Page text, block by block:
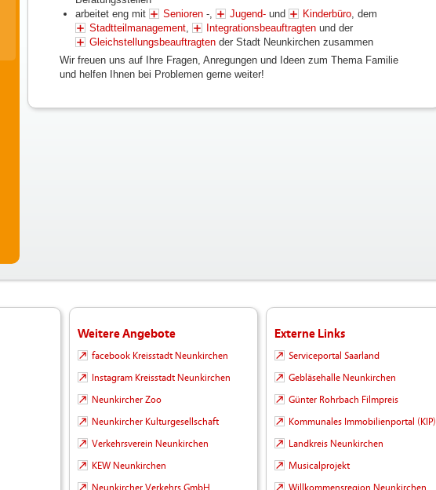
arbeitet eng mit
Senioren-, Jugend- und Kinderbüro, dem
Stadtteilmanagement, Integrationsbeauftragten und der
Gleichstellungsbeauftragtender Stadt Neunkirchen zusammen
Wir freuen uns auf Ihre Fragen, Anregungen und Ideen zum Thema Familie
und helfen Ihnen bei Problemen gerne weiter!
Weitere Angebote
facebook Kreisstadt Neunkirchen
Instagram Kreisstadt Neunkirchen
Neunkircher Zoo
Neunkircher Kulturgesellschaft
Verkehrsverein Neunkirchen
KEW Neunkirchen
Neunkircher Verkehrs GmbH
Externe Links
Serviceportal Saarland
Gebläsehalle Neunkirchen
Günter Rohrbach Filmpreis
Kommunales Immobilienportal (KIP)
Landkreis Neunkirchen
Musicalprojekt
Willkommensregion Neunkirchen